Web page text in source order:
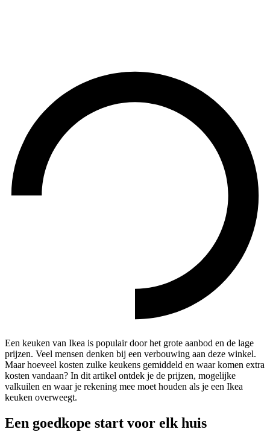
Een keuken van Ikea is populair door het grote aanbod en de lage
prijzen. Veel mensen denken bij een verbouwing aan deze winkel.
Maar hoeveel kosten zulke keukens gemiddeld en waar komen extra
kosten vandaan? In dit artikel ontdek je de prijzen, mogelijke
valkuilen en waar je rekening mee moet houden als je een Ikea
keuken overweegt.
Een goedkope start voor elk huis